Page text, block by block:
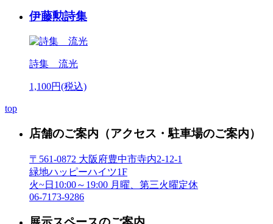
伊藤勲詩集
詩集 流光
1,100円(税込)
top
店舗のご案内 （アクセス・駐車場のご案内）
〒561-0872 大阪府豊中市寺内2-12-1
緑地ハッピーハイツ1F
火~日10:00～19:00 月曜、第三火曜定休
06-7173-9286